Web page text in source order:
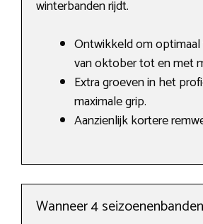
winterbanden rijdt.
Ontwikkeld om
van oktober tot en met
Extra groeven in het
maximale grip.
Aanzienlijk kortere
Wanneer 4